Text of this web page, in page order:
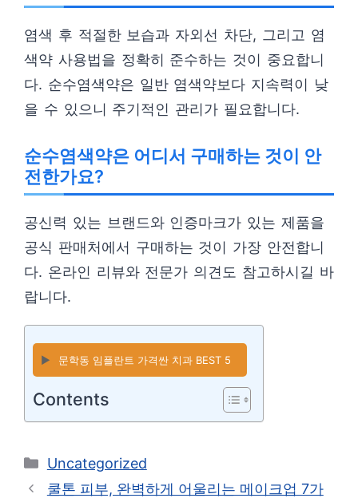
염색 후 적절한 보습과 자외선 차단, 그리고 염
색약 사용법을 정확히 준수하는 것이 중요합니
다. 순수염색약은 일반 염색약보다 지속력이 낮
을 수 있으니 주기적인 관리가 필요합니다.
순수염색약은 어디서 구매하는 것이 안
전한가요?
공신력 있는 브랜드와 인증마크가 있는 제품을
공식 판매처에서 구매하는 것이 가장 안전합니
다. 온라인 리뷰와 전문가 의견도 참고하시길 바
랍니다.
▶️ 문학동 임플란트 가격싼 치과 BEST 5
Contents
카
테
Uncategorized
쿨톤 피부, 완벽하게 어울리는 메이크업 7가